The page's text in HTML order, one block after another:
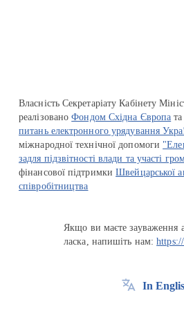
Власність Секретаріату Кабінету
реалізованоФондом Східна Європа та
питань електронного урядування
міжнародної технічної допомоги
задля підзвітності влади та участі
фінансової підтримкиШвейцарської
співробітництва
Якщо ви маєте зауваження
ласка, напишіть нам:
In